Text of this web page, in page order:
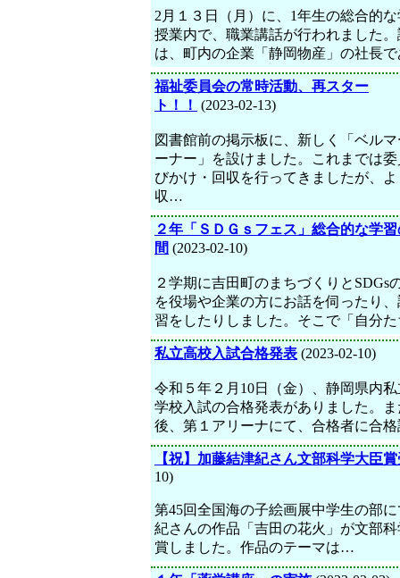
2月１３日（月）に、1年生の総合的
授業内で、職業講話が行われました
は、町内の企業「静岡物産」の社長
福祉委員会の常時活動、再スター
ト！！ (2023-02-13)
図書館前の掲示板に、新しく「ベル
ーナー」を設けました。これまでは
びかけ・回収を行ってきましたが、
収…
２年「ＳＤＧｓフェス」総合的な学
間 (2023-02-10)
２学期に吉田町のまちづくりとSDGs
を役場や企業の方にお話を伺ったり
習をしたりしました。そこで「自分
私立高校入試合格発表 (2023-02-10)
令和５年２月10日（金）、静岡県内
学校入試の合格発表がありました。
後、第１アリーナにて、合格者に合
【祝】加藤結津紀さん文部科学大臣
10)
第45回全国海の子絵画展中学生の部
紀さんの作品「吉田の花火」が文部
賞しました。作品のテーマは…